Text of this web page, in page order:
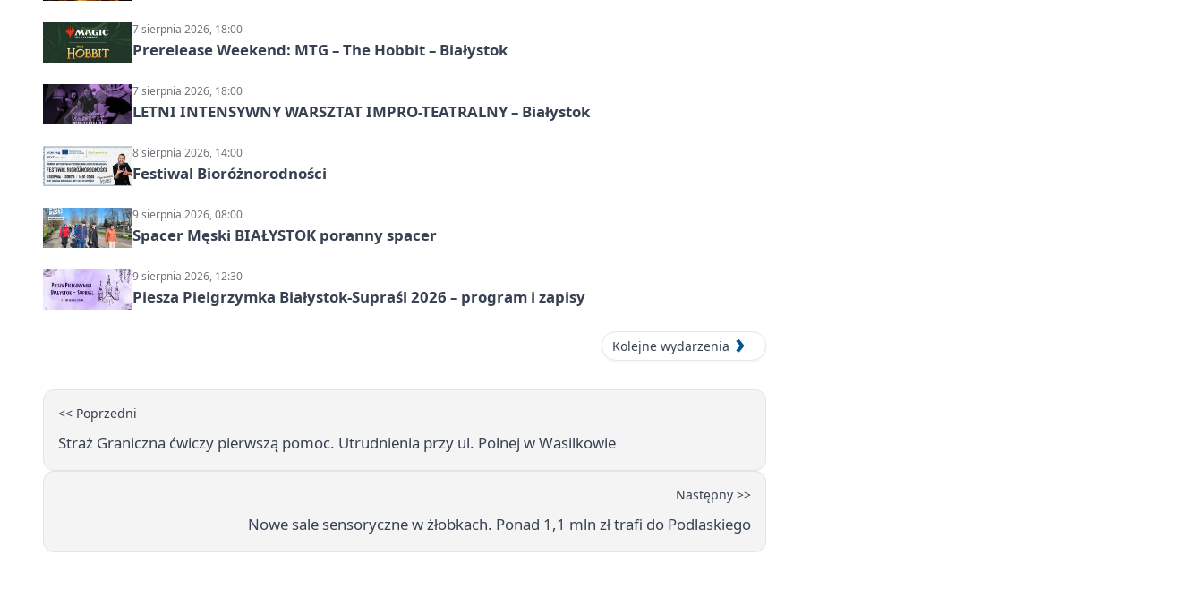
7 sierpnia 2026, 18:00
Prerelease Weekend: MTG – The Hobbit – Białystok
7 sierpnia 2026, 18:00
LETNI INTENSYWNY WARSZTAT IMPRO-TEATRALNY – Białystok
8 sierpnia 2026, 14:00
Festiwal Bioróżnorodności
9 sierpnia 2026, 08:00
Spacer Męski BIAŁYSTOK poranny spacer
9 sierpnia 2026, 12:30
Piesza Pielgrzymka Białystok-Supraśl 2026 – program i zapisy
Kolejne wydarzenia
<< Poprzedni
Straż Graniczna ćwiczy pierwszą pomoc. Utrudnienia przy ul. Polnej w Wasilkowie
Następny >>
Nowe sale sensoryczne w żłobkach. Ponad 1,1 mln zł trafi do Podlaskiego